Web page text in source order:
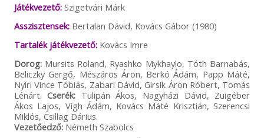
Játékvezető:Szigetvári Márk
Asszisztensek:Bertalan Dávid, Kovács Gábor (1980)
Tartalék játékvezető:Kovács Imre
Dorog:Mursits Roland, Ryashko Mykhaylo, Tóth Barnabás,
Beliczky Gergő, Mészáros Áron, Berkó Ádám, Papp Máté,
Nyíri Vince Tóbiás, Zabari Dávid, Girsik Áron Róbert, Tomás
Lénárt.Cserék: Tulipán Ákos, Nagyházi Dávid, Zuigéber
Ákos Lajos, Vígh Ádám, Kovács Máté Krisztián, Szerencsi
Miklós, Csillag Dárius.
Vezetőedző:Németh Szabolcs